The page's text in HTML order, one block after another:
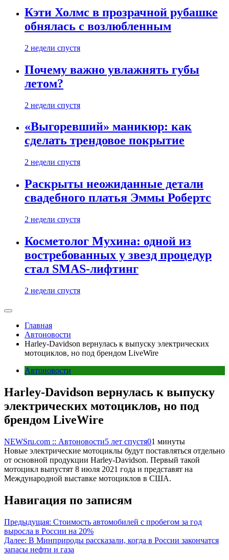
Кэти Холмс в прозрачной рубашке
обнялась с возлюбленным
2 недели спустя
Почему важно увлажнять губы
летом?
2 недели спустя
«Выгоревший» маникюр: как
сделать трендовое покрытие
2 недели спустя
Раскрыты неожиданные детали
свадебного платья Эммы Робертс
2 недели спустя
Косметолог Мухина: одной из
востребованных у звезд процедур
стал SMAS-лифтинг
2 недели спустя
Главная
Автоновости
Harley-Davidson вернулась к выпуску электрических
мотоциклов, но под брендом LiveWire
Автоновости
Harley-Davidson вернулась к выпуску
электрических мотоциклов, но под
брендом LiveWire
NEWSru.com :: Автоновости5 лет спустя01 минуты
Новые электрические мотоциклы будут поставляться отдельно
от основной продукции Harley-Davidson. Первый такой
мотоцикл выпустят 8 июля 2021 года и представят на
Международной выставке мотоциклов в США.
Навигация по записям
Предыдущая: Стоимость автомобилей с пробегом за год
выросла в России на 20%
Далее: В Минприроды рассказали, когда в России закончатся
запасы нефти и газа